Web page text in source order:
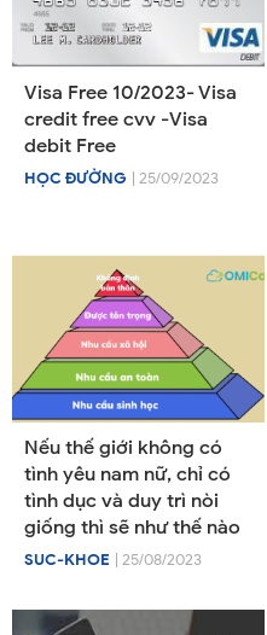
Visa Free 10/2023- Visa
credit free cvv -Visa
debit Free
HỌC ĐƯỜNG | 25/09/2023
Nếu thế giới không có
tình yêu nam nữ, chỉ có
tình dục và duy trì nòi
giống thì sẽ như thế nào
SUC-KHOE | 25/08/2023